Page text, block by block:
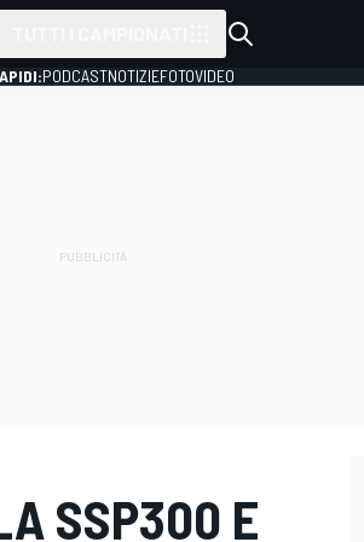
PODCASTNOTIZIEFOTOVIDEO
SSP300 E